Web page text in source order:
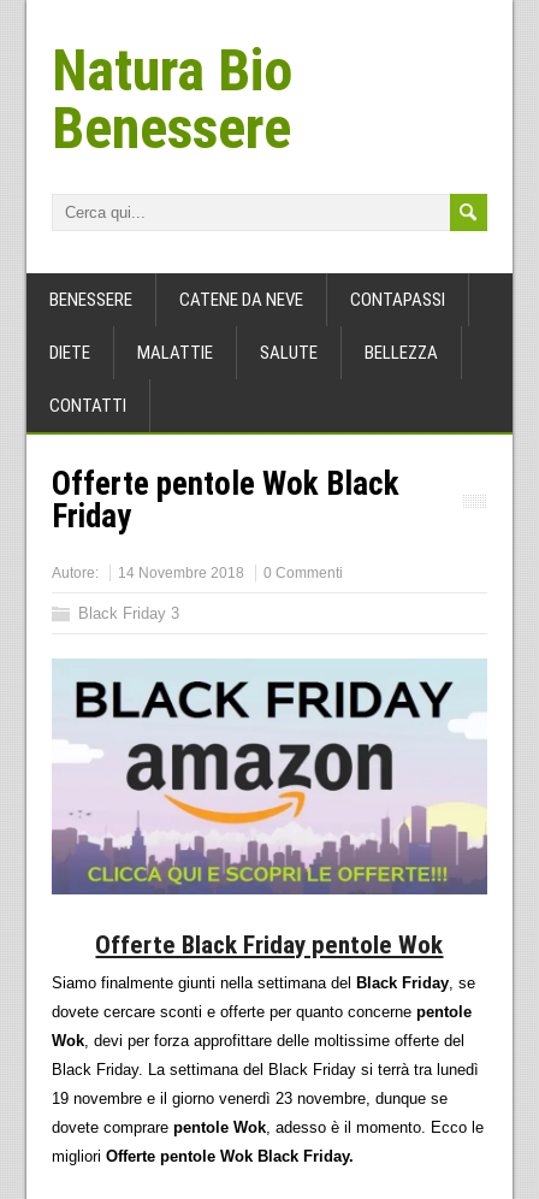
Natura Bio
Benessere
BENESSERE CATENE DA NEVE CONTAPASSI
DIETE MALATTIE SALUTE BELLEZZA
CONTATTI
Offerte pentole Wok Black
Friday
Autore: 14 Novembre 2018 0 Commenti
Black Friday 3
Offerte Black Friday pentole Wok
Siamo finalmente giunti nella settimana del Black Friday, se
dovete cercare sconti e offerte per quanto concerne pentole
Wok, devi per forza approfittare delle moltissime offerte del
Black Friday. La settimana del Black Friday si terrà tra lunedì
19 novembre e il giorno venerdì 23 novembre, dunque se
dovete comprare pentole Wok, adesso è il momento. Ecco le
migliori Offerte pentole Wok Black Friday.